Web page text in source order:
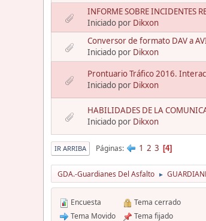
INFORME SOBRE INCIDENTES
Iniciado por Dikxon
Conversor de formato DAV a
Iniciado por Dikxon
Prontuario Tráfico 2016.
Iniciado por Dikxon
HABILIDADES DE LA
Iniciado por Dikxon
IR ARRIBA Páginas 1 2 3 4
GDA.-Guardianes Del Asfalto ►
Encuesta
Tema Movido
Tema cerrado
Tema fijado